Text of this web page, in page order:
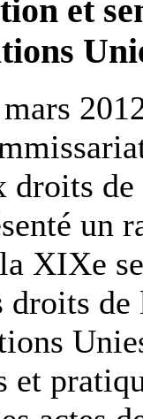
et
droits de
un
XIXe
droits de
et